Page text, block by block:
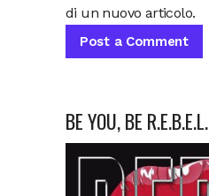
di un nuovo articolo.
BE YOU, BE R.E.B.E.L.